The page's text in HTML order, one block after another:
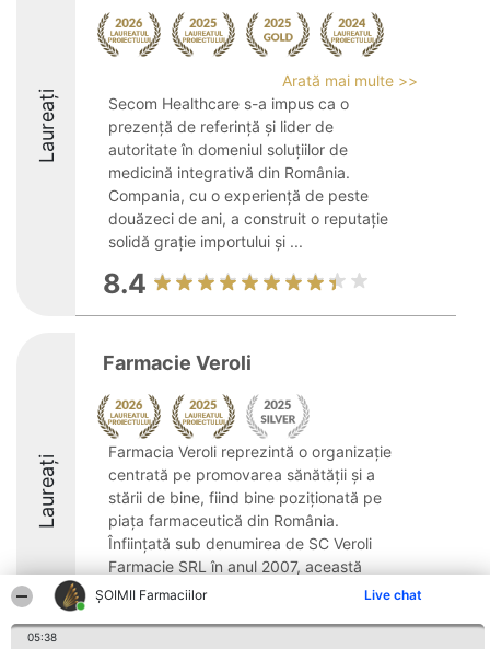
ŞOIMII Farmaciilor Live chat
05:38
Laureați
Arată mai multe >>
Secom Healthcare s-a impus ca o
prezență de referință și lider de
autoritate în domeniul soluțiilor de
medicină integrativă din România.
Compania, cu o experiență de peste
douăzeci de ani, a construit o reputație
solidă grație importului și ...
8.4
Laureați
Farmacie Veroli
Farmacia Veroli reprezintă o organizație
centrată pe promovarea sănătății și a
stării de bine, fiind bine poziționată pe
piața farmaceutică din România.
Înființată sub denumirea de SC Veroli
Farmacie SRL în anul 2007, această
companie a înregistrat ...
8.4